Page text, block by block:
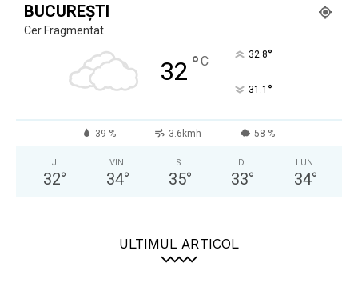
BUCUREȘTI
Cer Fragmentat
32 °C 32.8°
31.1 °
39 % 3.6kmh 58 %
J
32°
VIN
34°
S
35°
D
33°
LUN
34°
ULTIMUL ARTICOL